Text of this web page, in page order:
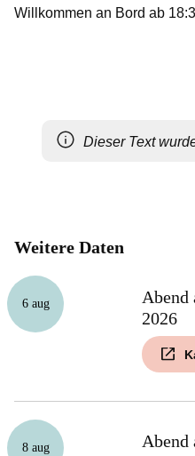
Willkommen an Bord ab
Dieser Text
Weitere Daten
6 aug
2026
8 aug